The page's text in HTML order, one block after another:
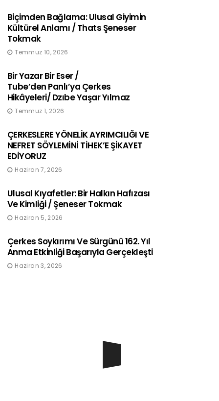
Biçimden Bağlama: Ulusal Giyimin
Kültürel Anlamı / Thats Şeneser
Tokmak
Temmuz 10, 2026
Bir Yazar Bir Eser /
Tube’den Panlı’ya Çerkes
Hikâyeleri/ Dzıbe Yaşar Yılmaz
Temmuz 1, 2026
ÇERKESLERE YÖNELİK AYRIMCILIĞI VE
NEFRET SÖYLEMİNİ TİHEK’E ŞİKAYET
EDİYORUZ
Haziran 7, 2026
Ulusal Kıyafetler: Bir Halkın Hafızası
Ve Kimliği / Şeneser Tokmak
Haziran 5, 2026
Çerkes Soykırımı Ve Sürgünü 162. Yıl
Anma Etkinliği Başarıyla Gerçekleşti
Haziran 3, 2026